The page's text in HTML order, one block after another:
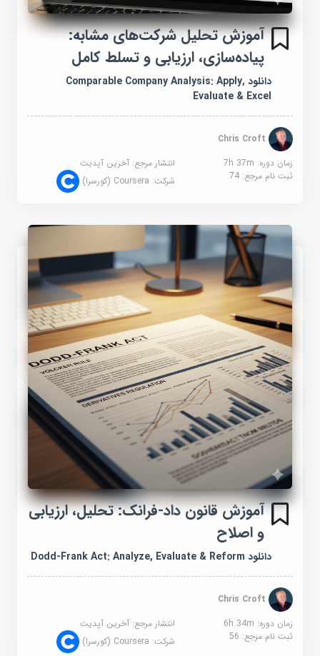
آموزش تحلیل شرکت‌های مشابه:
پیاده‌سازی، ارزیابی و تسلط کامل
دانلود Comparable Company Analysis: Apply,
Evaluate & Excel
Chris Croft
زمان دوره: 7h 37m
انتشار مرجع:آخرین آپدیت
ثبت نام مرجع:74 شرکت:Coursera (کورسرا)
آموزش قانون داد-فرانک: تحلیل، ارزیابی
و اصلاح
دانلود Dodd-Frank Act: Analyze, Evaluate & Reform
Chris Croft
زمان دوره: 6h 34m
انتشار مرجع:آخرین آپدیت
ثبت نام مرجع:56 شرکت:Coursera (کورسرا)